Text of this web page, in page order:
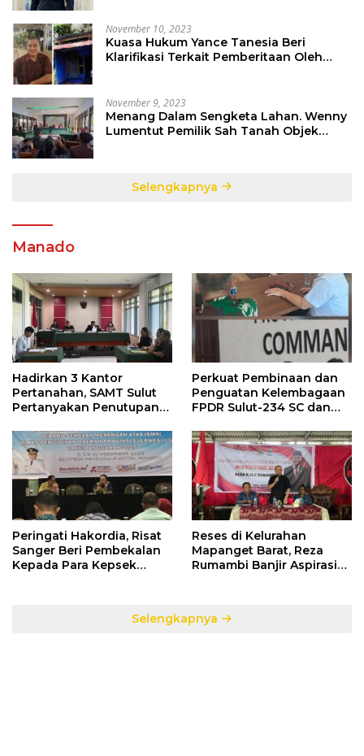
November 10, 2023
Kuasa Hukum Yance Tanesia Beri
Klarifikasi Terkait Pemberitaan Oleh
November 9, 2023
Menang Dalam Sengketa Lahan. Wenny
Lumentut Pemilik Sah Tanah Objek
Selengkapnya
Manado
Hadirkan 3 Kantor
Pertanahan, SAMT Sulut
Pertanyakan Penutupan
Anggaran Negara
Perkuat Pembinaan dan
Penguatan Kelembagaan
FPDR Sulut-234 SC dan
Peringati Hakordia, Risat
Sanger Beri Pembekalan
Kepada Para Kepsek
Reses di Kelurahan
Mapanget Barat, Reza
Rumambi Banjir Aspirasi
Selengkapnya